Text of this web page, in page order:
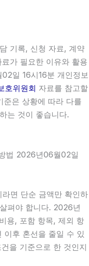
기록, 신청 자료, 계약
가 필요한 이유와 활용
일 16시16분 개인정보
호위원회 자료를 참고할
준은 상황에 따라 다를
는 것이 좋습니다.
법 2026년06월02일
면 단순 금액만 확인하
펴야 합니다. 2026년
용, 포함 항목, 제외 항
이후 혼선을 줄일 수 있
을 기준으로 한 것인지